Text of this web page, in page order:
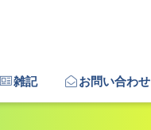
雑記 お問い合わせ